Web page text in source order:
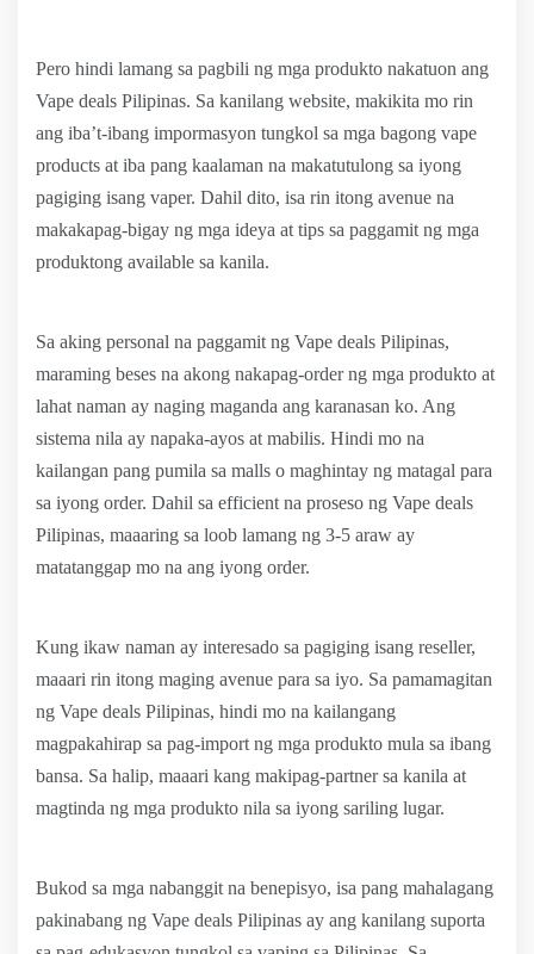
Pero hindi lamang sa pagbili ng mga produkto nakatuon ang
Vape deals Pilipinas. Sa kanilang website, makikita mo rin
ang iba’t-ibang impormasyon tungkol sa mga bagong vape
products at iba pang kaalaman na makatutulong sa iyong
pagiging isang vaper. Dahil dito, isa rin itong avenue na
makakapag-bigay ng mga ideya at tips sa paggamit ng mga
produktong available sa kanila.
Sa aking personal na paggamit ng Vape deals Pilipinas,
maraming beses na akong nakapag-order ng mga produkto at
lahat naman ay naging maganda ang karanasan ko. Ang
sistema nila ay napaka-ayos at mabilis. Hindi mo na
kailangan pang pumila sa malls o maghintay ng matagal para
sa iyong order. Dahil sa efficient na proseso ng Vape deals
Pilipinas, maaaring sa loob lamang ng 3-5 araw ay
matatanggap mo na ang iyong order.
Kung ikaw naman ay interesado sa pagiging isang reseller,
maaari rin itong maging avenue para sa iyo. Sa pamamagitan
ng Vape deals Pilipinas, hindi mo na kailangang
magpakahirap sa pag-import ng mga produkto mula sa ibang
bansa. Sa halip, maaari kang makipag-partner sa kanila at
magtinda ng mga produkto nila sa iyong sariling lugar.
Bukod sa mga nabanggit na benepisyo, isa pang mahalagang
pakinabang ng Vape deals Pilipinas ay ang kanilang suporta